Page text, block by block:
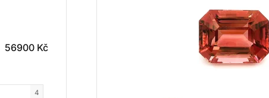
56900 Kč
4